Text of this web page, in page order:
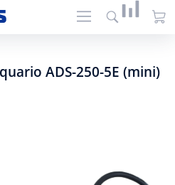
ADS-250-5E (mini)